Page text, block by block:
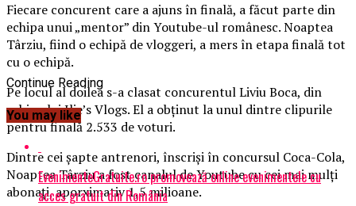
Fiecare concurent care a ajuns în finală, a făcut parte din
echipa unui „mentor” din Youtube-ul românesc. Noaptea
Târziu, fiind o echipă de vloggeri, a mers în etapa finală tot
cu o echipă.
Pe locul al doilea s-a clasat concurentul Liviu Boca, din
echipa lui Ilie’s Vlogs. El a obţinut la unul dintre clipurile
pentru finală 2.533 de voturi.
Dintre cei şapte antrenori, înscrişi în concursul Coca-Cola,
Noaptea Târziu a fost canalul de Youtube cu cei mai mulţi
abonaţi, aporximativ 1,5 milioane.
Continue Reading
You may like
EvenimenteGratuite.ro promovează online evenimentele cu
acces gratuit din România